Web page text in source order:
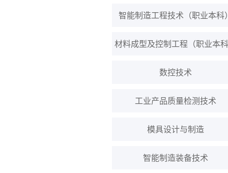
智能制造工程技术（职业本科
材料成型及控制工程（职业本
数控技术
工业产品质量检测技术
模具设计与制造
智能制造装备技术